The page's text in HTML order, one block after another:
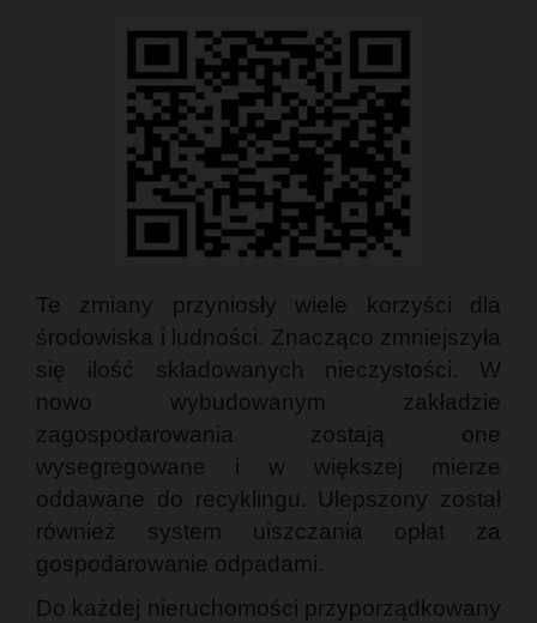
Te zmiany przyniosły wiele korzyści dla
środowiska i ludności. Znacząco zmniejszyła
się ilość składowanych nieczystości. W
nowo wybudowanym zakładzie
zagospodarowania zostają one
wysegregowane i w większej mierze
oddawane do recyklingu. Ulepszony został
również system uiszczania opłat za
gospodarowanie odpadami.
Do każdej nieruchomości przyporządkowany